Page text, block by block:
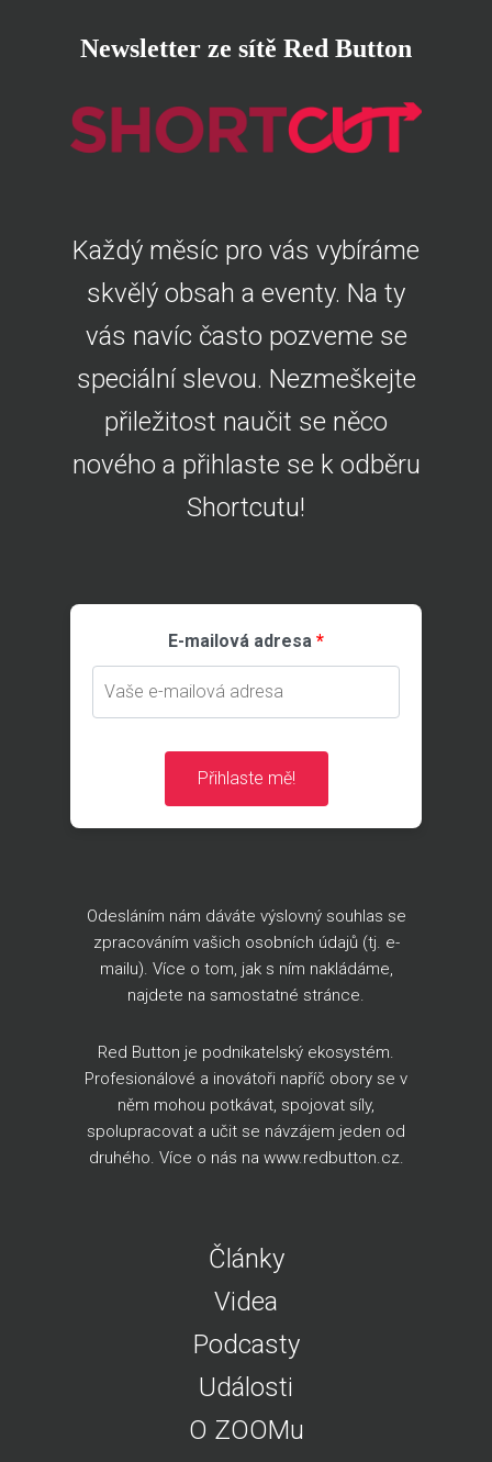
Newsletter ze sítě Red Button
Každý měsíc pro vás vybíráme
skvělý obsah a eventy. Na ty
vás navíc často pozveme se
speciální slevou. Nezmeškejte
přiležitost naučit se něco
nového a přihlaste se k odběru
Shortcutu!
E-mailová adresa
Přihlaste mě!
Odesláním nám dáváte výslovný souhlas se
zpracováním vašich osobních údajů (tj. e-
mailu). Více o tom, jak s ním nakládáme,
najdete na samostatné stránce.
Red Button je podnikatelský ekosystém.
Profesionálové a inovátoři napříč obory se v
něm mohou potkávat, spojovat síly,
spolupracovat a učit se návzájem jeden od
druhého. Více o nás na www.redbutton.cz.
Články
Videa
Podcasty
Události
O ZOOMu